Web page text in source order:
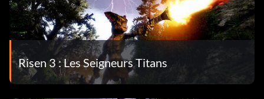
Risen 3 : Les Seigneurs Titans